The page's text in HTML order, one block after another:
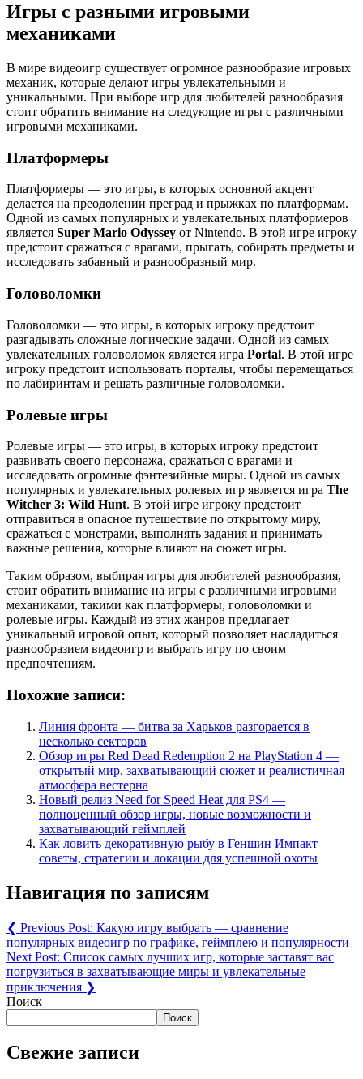
Игры с разными игровыми
механиками
В мире видеоигр существует огромное разнообразие игровых
механик, которые делают игры увлекательными и
уникальными. При выборе игр для любителей разнообразия
стоит обратить внимание на следующие игры с различными
игровыми механиками.
Платформеры
Платформеры — это игры, в которых основной акцент
делается на преодолении преград и прыжках по платформам.
Одной из самых популярных и увлекательных платформеров
является Super Mario Odyssey от Nintendo. В этой игре игроку
предстоит сражаться с врагами, прыгать, собирать предметы и
исследовать забавный и разнообразный мир.
Головоломки
Головоломки — это игры, в которых игроку предстоит
разгадывать сложные логические задачи. Одной из самых
увлекательных головоломок является игра Portal. В этой игре
игроку предстоит использовать порталы, чтобы перемещаться
по лабиринтам и решать различные головоломки.
Ролевые игры
Ролевые игры — это игры, в которых игроку предстоит
развивать своего персонажа, сражаться с врагами и
исследовать огромные фэнтезийные миры. Одной из самых
популярных и увлекательных ролевых игр является игра The
Witcher 3: Wild Hunt. В этой игре игроку предстоит
отправиться в опасное путешествие по открытому миру,
сражаться с монстрами, выполнять задания и принимать
важные решения, которые влияют на сюжет игры.
Таким образом, выбирая игры для любителей разнообразия,
стоит обратить внимание на игры с различными игровыми
механиками, такими как платформеры, головоломки и
ролевые игры. Каждый из этих жанров предлагает
уникальный игровой опыт, который позволяет насладиться
разнообразием видеоигр и выбрать игру по своим
предпочтениям.
Похожие записи:
Линия фронта — битва за Харьков разгорается в
несколько секторов
Обзор игры Red Dead Redemption 2 на PlayStation 4 —
открытый мир, захватывающий сюжет и реалистичная
атмосфера вестерна
Новый релиз Need for Speed Heat для PS4 —
полноценный обзор игры, новые возможности и
захватывающий геймплей
Как ловить декоративную рыбу в Геншин Импакт —
советы, стратегии и локации для успешной охоты
Навигация по записям
❮ Previous Post: Какую игру выбрать — сравнение
популярных видеоигр по графике, геймплею и популярности
Next Post: Список самых лучших игр, которые заставят вас
погрузиться в захватывающие миры и увлекательные
приключения ❯
Поиск
Поиск
Свежие записи